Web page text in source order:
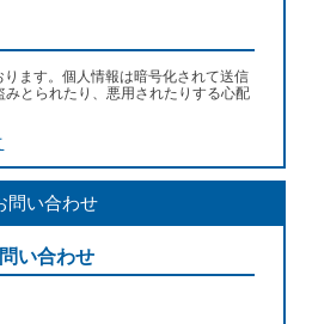
ます。個人情報は暗号化されて送信
みとられたり、悪用されたりする心配
問い合わせ
い合わせ